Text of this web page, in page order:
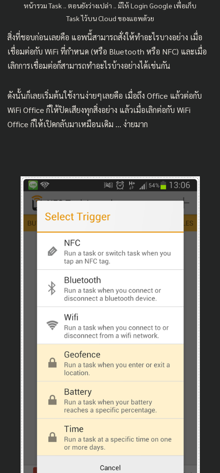
หน้ารวม Task .. ตอนยังว่างเปล่า .. มีให้ Login Google เพื่อเก็บ
Task ไว้บน Cloud ของแอพด้วย
สิ่งที่ชอบก่อนเลยคือ แอพนี้สามารถสั่งให้ทำอะไรบางอย่าง เมื่อ
เชื่อมต่อกับ WiFi ที่กำหนด (หรือ Bluetooth หรือ NFC) และเมื่อ
เลิกการเชื่อมต่อก็สามารถทำอะไรบ้างอย่างได้เช่นกัน
ดังนั้นก็เลยเริ่มต้นใช้งานง่ายๆเลยคือ เมื่อถึง Office แล้วต่อกับ
WiFi Office ก็ให้ปิดเสียงทุกสิ่งอย่าง แล้วเมื่อเลิกต่อกับ WiFi
Office ก็ให้เปิดกลับมาเหมือนเดิม … ง่ายมาก